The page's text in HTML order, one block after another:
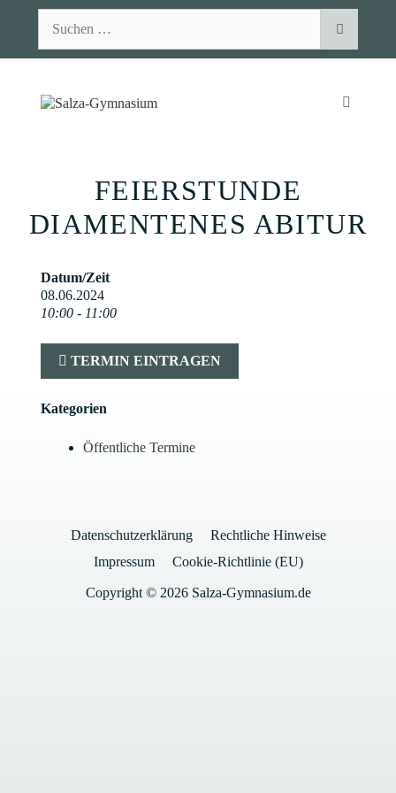
nach:
FEIERSTUNDE
DIAMENTENES ABITUR
Datum/Zeit
08.06.2024
10:00 - 11:00
TERMIN EINTRAGEN
Kategorien
Öffentliche Termine
Datenschutzerklärung
Rechtliche Hinweise
Impressum
Cookie-Richtlinie (EU)
Copyright © 2026 Salza-Gymnasium.de